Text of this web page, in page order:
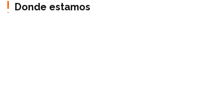
Donde estamos